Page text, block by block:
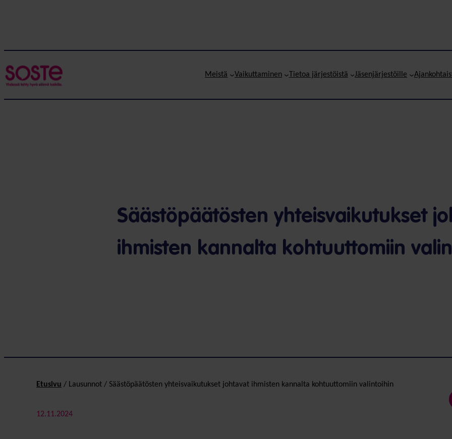
Meistä Vaikuttaminen Tietoa järjestöistä Jäsenjärjestöille
Säästöpäätösten yhteisvaikutukset
ihmisten kannalta kohtuuttomiin
Etusivu / Lausunnot / Säästöpäätösten yhteisvaikutukset johtavat ihmisten kannalta kohtuuttomiin valintoihin
12.11.2024